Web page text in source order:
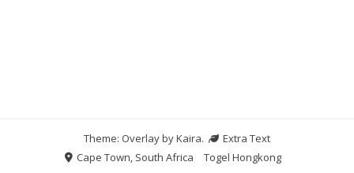
Theme: Overlay byKaira.
Extra Text
Cape Town, South Africa
Togel Hongkong